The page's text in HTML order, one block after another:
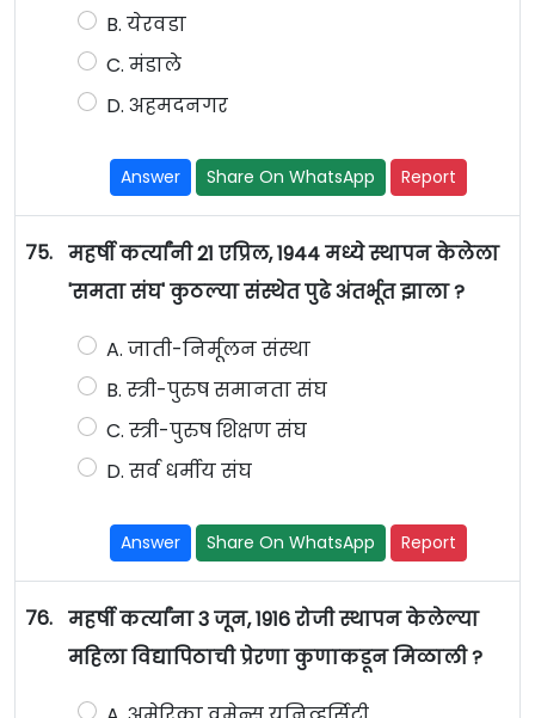
B. येरवडा
C. मंडाले
D. अहमदनगर
Answer Share On WhatsApp Report
75. महर्षी कर्त्यांनी 21 एप्रिल, 1944 मध्ये स्थापन केलेला
'समता संघ' कुठल्या संस्थेत पुढे अंतर्भूत झाला ?
A. जाती-निर्मूलन संस्था
B. स्त्री-पुरुष समानता संघ
C. स्त्री-पुरुष शिक्षण संघ
D. सर्व धर्मीय संघ
Answer Share On WhatsApp Report
76. महर्षी कर्त्यांना 3 जून, 1916 रोजी स्थापन केलेल्या
महिला विद्यापिठाची प्रेरणा कुणाकडून मिळाली ?